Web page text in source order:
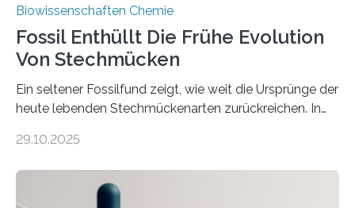
Biowissenschaften Chemie
Fossil Enthüllt Die Frühe Evolution
Von Stechmücken
Ein seltener Fossilfund zeigt, wie weit die Ursprünge der
heute lebenden Stechmückenarten zurückreichen. In
Forschende die bisher älteste bekannte Stechmücken-
Region Kachin in Myanmar und hat sich in
ausgezeichnetem Zustand erhalten. Es konnte als neue
29.10.2025